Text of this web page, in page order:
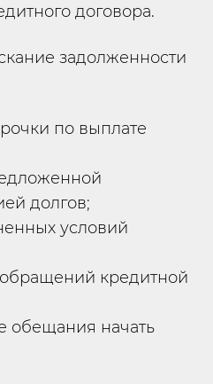
договора.
задолженности
по выплате
долгов;
условий
кредитной
обещания начать